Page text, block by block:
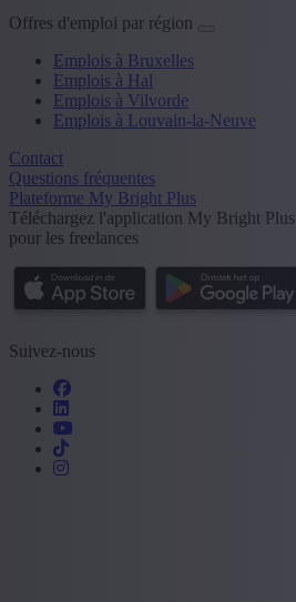
Offres d'emploi par région
Emplois à Bruxelles
Emplois à Hal
Emplois à Vilvorde
Emplois à Louvain-la-Neuve
Contact
Questions fréquentes
Plateforme My Bright Plus
Téléchargez l'application My Bright Plus
pour les freelances
Suivez-nous